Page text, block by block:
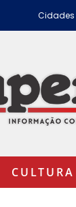
Cidades
CULTURA